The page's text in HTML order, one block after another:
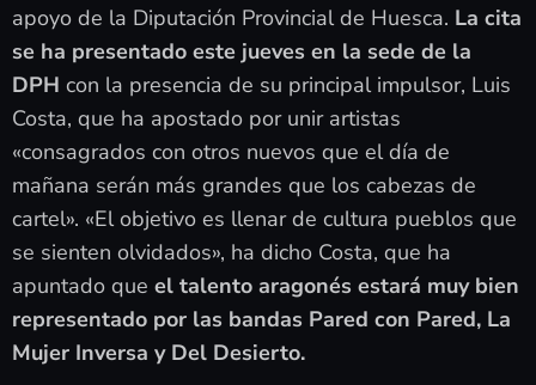
apoyo de la Diputación Provincial de Huesca. La cita
se ha presentado este jueves en la sede de la
DPH con la presencia de su principal impulsor, Luis
Costa, que ha apostado por unir artistas
«consagrados con otros nuevos que el día de
mañana serán más grandes que los cabezas de
cartel». «El objetivo es llenar de cultura pueblos que
se sienten olvidados», ha dicho Costa, que ha
apuntado que el talento aragonés estará muy bien
representado por las bandas Pared con Pared, La
Mujer Inversa y Del Desierto.